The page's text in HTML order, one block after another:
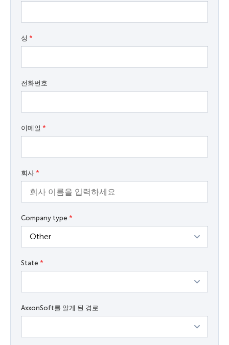
성 *
전화번호
이메일 *
회사 *
Company type *
State *
AxxonSoft를 알게 된 경로